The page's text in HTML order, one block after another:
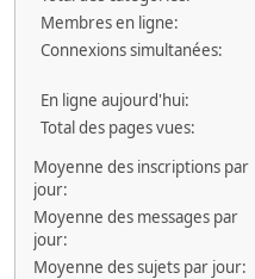
Membres en ligne:
Connexions simultanées:
En ligne aujourd'hui:
Total des pages vues:
Moyenne des inscriptions par
jour:
Moyenne des messages par
jour:
Moyenne des sujets par jour: